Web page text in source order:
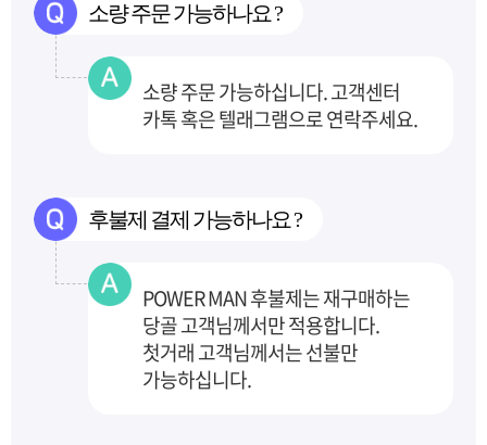
소량 주문 가능하나요 ?
소량 주문 가능하십니다. 고객센터
카톡 혹은 텔래그램으로 연락주세요.
후불제 결제 가능하나요 ?
POWER MAN 후불제는 재구매하는
당골 고객님께서만 적용합니다.
첫거래 고객님께서는 선불만
가능하십니다.